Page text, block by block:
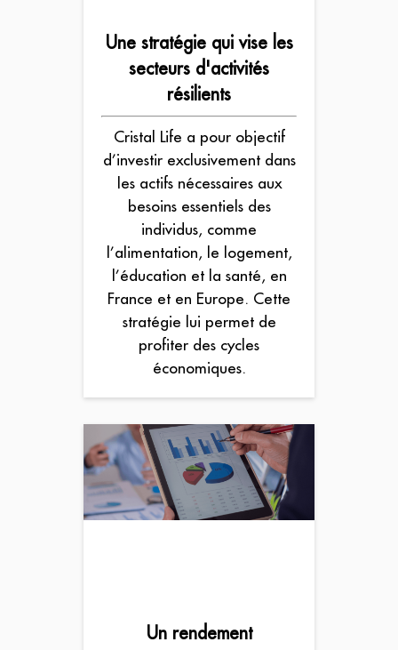
Une stratégie qui vise les
secteurs d'activités
résilients
Cristal Life a pour objectif
d’investir exclusivement dans
les actifs nécessaires aux
besoins essentiels des
individus, comme
l’alimentation, le logement,
l’éducation et la santé, en
France et en Europe. Cette
stratégie lui permet de
profiter des cycles
économiques.
Un rendement